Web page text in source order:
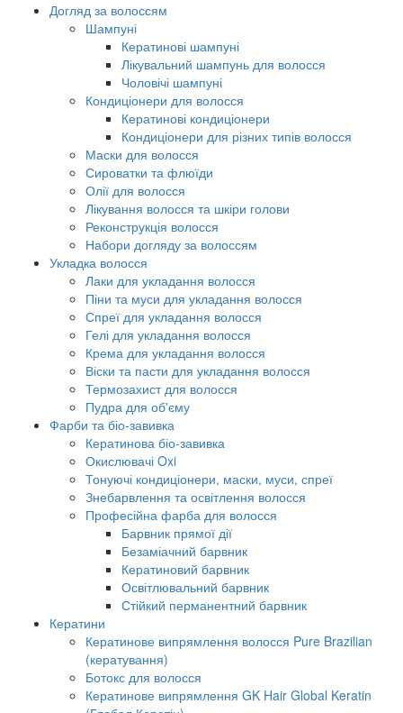
Догляд за волоссям
Шампуні
Кератинові шампуні
Лікувальний шампунь для волосся
Чоловічі шампуні
Кондиціонери для волосся
Кератинові кондиціонери
Кондиціонери для різних типів волосся
Маски для волосся
Сироватки та флюїди
Олії для волосся
Лікування волосся та шкіри голови
Реконструкція волосся
Набори догляду за волоссям
Укладка волосся
Лаки для укладання волосся
Піни та муси для укладання волосся
Спреї для укладання волосся
Гелі для укладання волосся
Крема для укладання волосся
Віски та пасти для укладання волосся
Термозахист для волосся
Пудра для об'єму
Фарби та біо-завивка
Кератинова біо-завивка
Окислювачі Oxi
Тонуючі кондиціонери, маски, муси, спреї
Знебарвлення та освітлення волосся
Професійна фарба для волосся
Барвник прямої дії
Безаміачний барвник
Кератиновий барвник
Освітлювальний барвник
Стійкий перманентний барвник
Кератини
Кератинове випрямлення волосся Pure Brazilian
(кератування)
Ботокс для волосся
Кератинове випрямлення GK Hair Global Keratin